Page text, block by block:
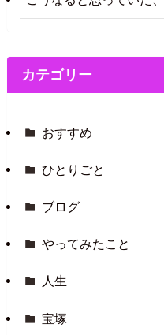
カテゴリー
おすすめ
ひとりごと
ブログ
やってみたこと
人生
宝塚